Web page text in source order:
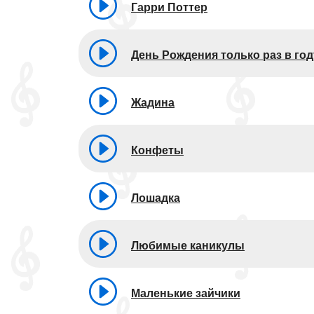
Гарри Поттер
День Рождения только раз в
Жадина
Конфеты
Лошадка
Любимые каникулы
Маленькие зайчики